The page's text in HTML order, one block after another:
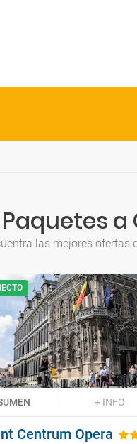
Paquetes
las mejores ofertas
+ INFO
Centrum Opera